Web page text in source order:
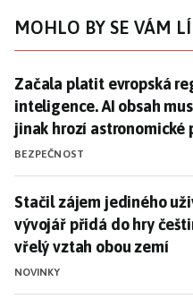
MOHLO BY SE VÁM
Začala platit evropská
Začala platit evropská
inteligence. AI obsah
jinak hrozí astronomické
BEZPEČNOST
Stačil zájem jediného
Stačil zájem jediného
vývojář přidá do hry
vřelý vztah obou zemí
NOVINKY